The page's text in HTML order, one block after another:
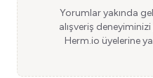
Yorumlar yakında
alışveriş
Herm.io üyelerine